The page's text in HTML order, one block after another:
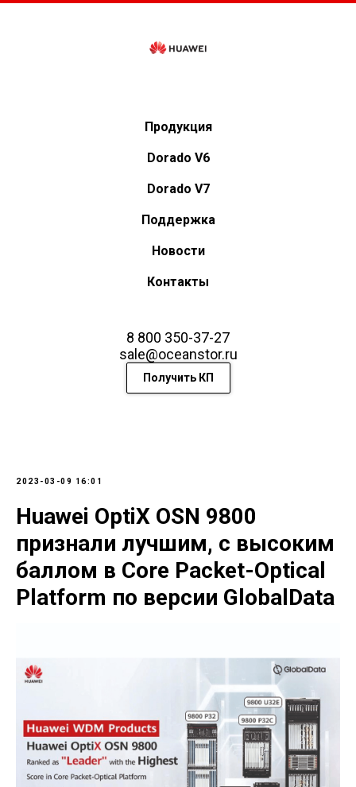
Продукция
Dorado V6
Dorado V7
Поддержка
Новости
Контакты
8 800 350-37-27
sale@oceanstor.ru
Получить КП
2023-03-09 16:01
Huawei OptiX OSN 9800
признали лучшим, c высоким
баллом в Core Packet-Optical
Platform по версии GlobalData